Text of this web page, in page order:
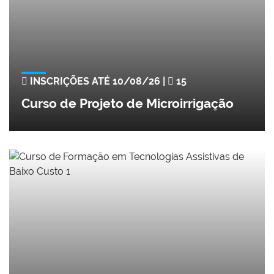
INSCRIÇÕES ATÉ 10/08/26 | 15
Curso de Projeto de Microirrigação